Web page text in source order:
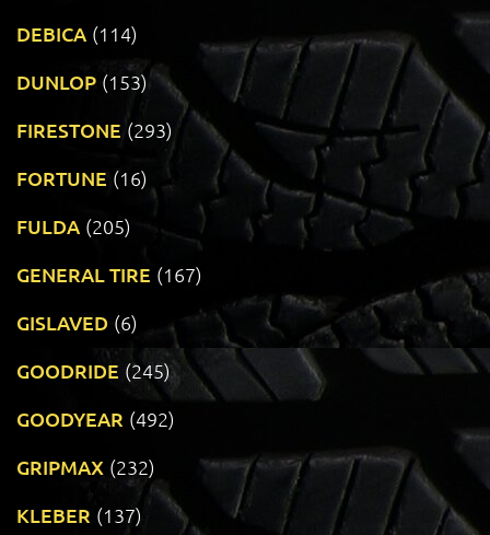
DEBICA (114)
DUNLOP (153)
FIRESTONE (293)
FORTUNE (16)
FULDA (205)
GENERAL TIRE (167)
GISLAVED (6)
GOODRIDE (245)
GOODYEAR (492)
GRIPMAX (232)
KLEBER (137)